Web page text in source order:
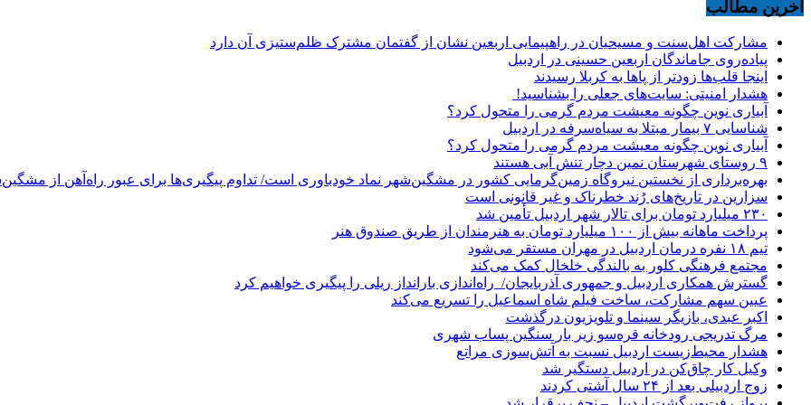
آخرین مطالب
مشارکت اهل‌سنت و مسیحیان در راهپیمایی اربعین نشان از گفتمان مشترک ظلم‌ستیزی آن دارد
پیاده‌روی جاماندگان اربعین حسینی در اردبیل
اینجا قلب‌ها زودتر از پاها به کربلا رسیدند
هشدار امنیتی: سایت‌های جعلی را بشناسید!
آبیاری نوین چگونه معیشت مردم گرمی را متحول کرد؟
شناسایی ۷ بیمار مبتلا به سیاه‌سرفه در اردبیل
آبیاری نوین چگونه معیشت مردم گرمی را متحول کرد؟
۹ روستای شهرستان نمین دچار تنش آبی هستند
بهره‌برداری از نخستین نیروگاه زمین‌گرمایی کشور در مشگین‌شهر نماد خودباوری است/ تداوم پیگیری‌ها برای عبور راه‌آهن از
سزارین در تاریخ‌های رُند خطرناک و غیر قانونی است
۲۳۰ میلیارد تومان برای تالار شهر اردبیل تأمین شد
پرداخت ماهانه بیش از ۱۰۰ میلیارد تومان به هنرمندان از طریق صندوق هنر
تیم ۱۸ نفره درمان اردبیل در مهران مستقر می‌شود
مجتمع فرهنگی کلور به بالندگی خلخال کمک می‌کند
گسترش همکاری اردبیل و جمهوری آذربایجان/ راه‌اندازی بارانداز ریلی را پیگیری خواهیم کرد
عیین سهم مشارکت، ساخت فیلم شاه‌ اسماعیل را تسریع می‌کند
اکبر عبدی، بازیگر سینما و تلویزیون درگذشت
مرگ تدریجی رودخانه قره‌سو زیر بار سنگین پساب شهری
هشدار محیط‌زیست اردبیل نسبت به آتش‌سوزی مراتع
وکیل کار چاق‌کن در اردبیل دستگیر شد
زوج اردبیلی بعد از ۲۴ سال آشتی کردند